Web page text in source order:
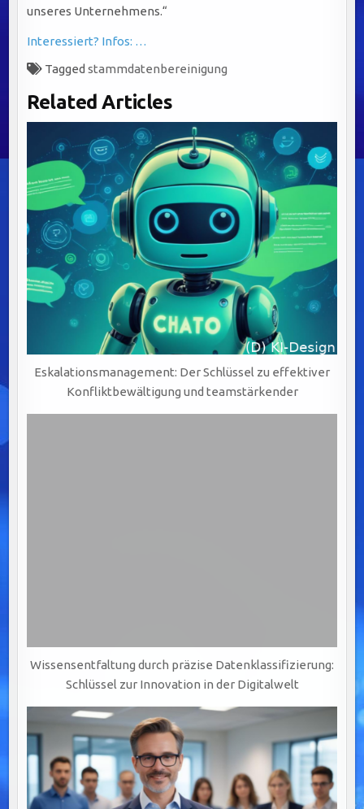
unseres Unternehmens.“
Interessiert? Infos: …
Taggedstammdatenbereinigung
Related Articles
Eskalationsmanagement: Der Schlüssel zu effektiver
Konfliktbewältigung und teamstärkender
Wissensentfaltung durch präzise Datenklassifizierung:
Schlüssel zur Innovation in der Digitalwelt